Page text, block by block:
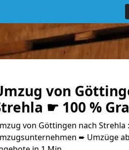
von
☛ 100 %
von Göttingen nach Strehla
➨ Umzüge